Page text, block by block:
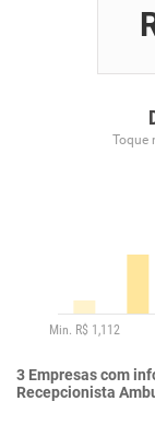
Toque
3 Empresas com
Recepcionista